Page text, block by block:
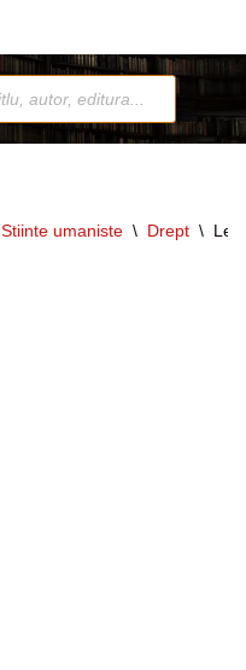
Stiinte umaniste \ Drept \